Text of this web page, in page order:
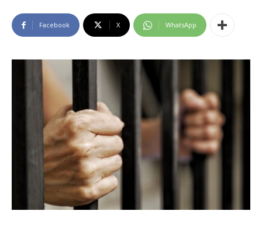
Facebook X WhatsApp